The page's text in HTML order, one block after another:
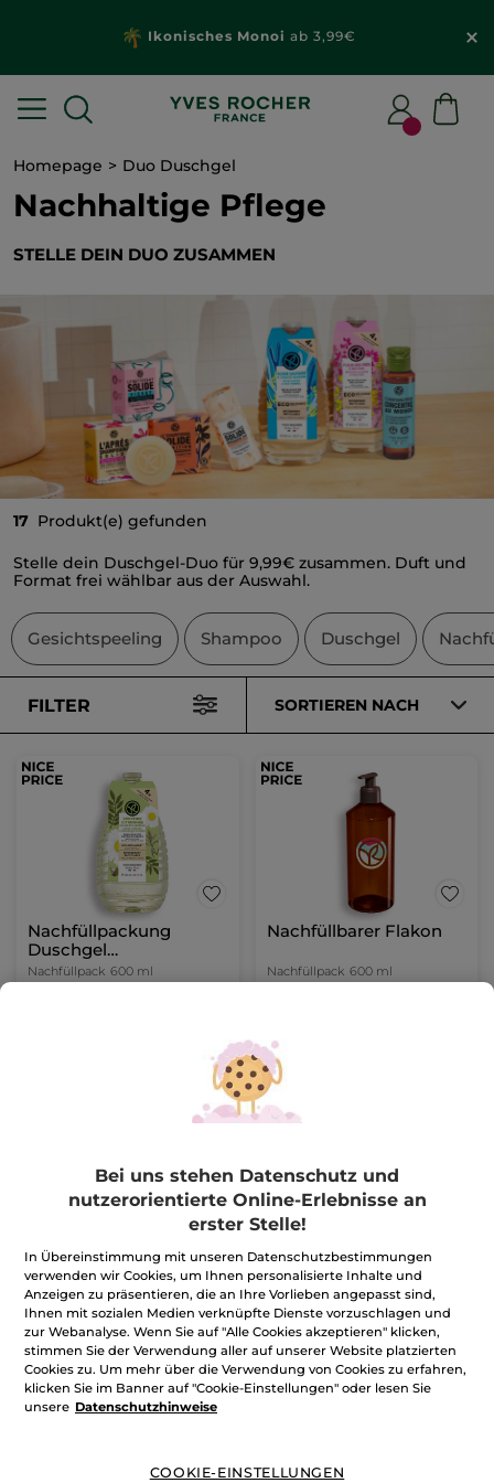
Ikonisches Monoi ab 3,99€
Homepage Duo Duschgel
Nachhaltige Pflege
STELLE DEIN DUO ZUSAMMEN​
17 Produkt(e) gefunden
Stelle dein Duschgel-Duo für 9,99€ zusammen. Duft und
Format frei wählbar aus der Auswahl.
Gesichtspeeling Shampoo Duschgel
FILTER SORTIEREN NACH
Nachfüllpackung
Duschgel
Zitronenverbene &
Kamillenblüte
Nachfüllpack 600 ml
Nachfüllbarer Flakon
Nachfüllpack 600 ml
3,99€
Nachfüllpack Duschgel
Kokosnuss
Nachfüllpack 600 ml
(414)
Nachfüllpack Duschgel
Wildalge & Meerfenchel
Nachfüllpack 600 ml
7,99€
Bei uns stehen Datenschutz und
nutzerorientierte Online-Erlebnisse an
erster Stelle!
In Übereinstimmung mit unseren Datenschutzbestimmungen
verwenden wir Cookies, um Ihnen personalisierte Inhalte und
Anzeigen zu präsentieren, die an Ihre Vorlieben angepasst sind,
Ihnen mit sozialen Medien verknüpfte Dienste vorzuschlagen und
zur Webanalyse. Wenn Sie auf "Alle Cookies akzeptieren" klicken,
stimmen Sie der Verwendung aller auf unserer Website platzierten
Cookies zu. Um mehr über die Verwendung von Cookies zu erfahren,
klicken Sie im Banner auf "Cookie-Einstellungen" oder lesen Sie
unsere Datenschutzhinweise
COOKIE-EINSTELLUNGEN